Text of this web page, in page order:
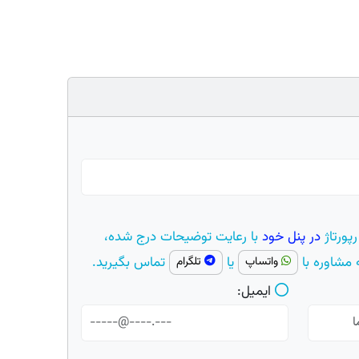
در پنل خودبا رعایت توضیحات درج شده،
با
واتساپ یا تلگرام تماس بگیرید.
ایمیل: